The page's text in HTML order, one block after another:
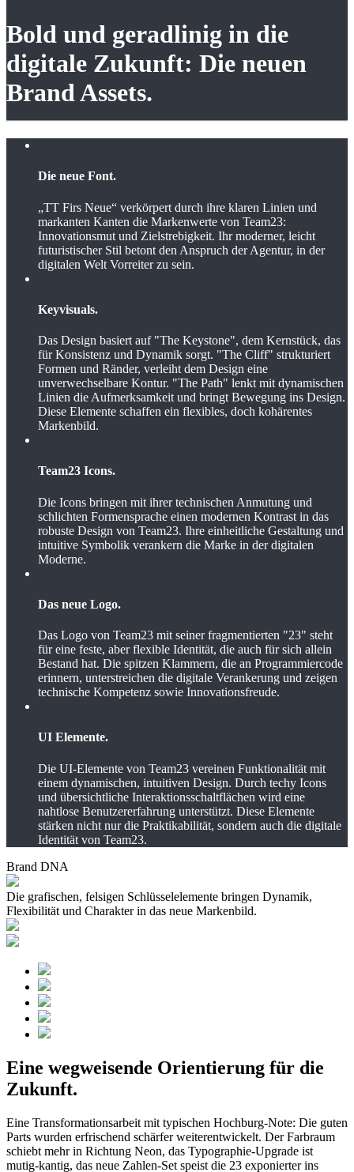
Bold und geradlinig in die
digitale Zukunft: Die neuen
Brand Assets.
Die neue Font.
„TT Firs Neue“ verkörpert durch ihre klaren Linien und
markanten Kanten die Markenwerte von Team23:
Innovationsmut und Zielstrebigkeit. Ihr moderner, leicht
futuristischer Stil betont den Anspruch der Agentur, in der
digitalen Welt Vorreiter zu sein.
Keyvisuals.
Das Design basiert auf "The Keystone", dem Kernstück, das
für Konsistenz und Dynamik sorgt. "The Cliff" strukturiert
Formen und Ränder, verleiht dem Design eine
unverwechselbare Kontur. "The Path" lenkt mit dynamischen
Linien die Aufmerksamkeit und bringt Bewegung ins Design.
Diese Elemente schaffen ein flexibles, doch kohärentes
Markenbild.
Team23 Icons.
Die Icons bringen mit ihrer technischen Anmutung und
schlichten Formensprache einen modernen Kontrast in das
robuste Design von Team23. Ihre einheitliche Gestaltung und
intuitive Symbolik verankern die Marke in der digitalen
Moderne.
Das neue Logo.
Das Logo von Team23 mit seiner fragmentierten "23" steht
für eine feste, aber flexible Identität, die auch für sich allein
Bestand hat. Die spitzen Klammern, die an Programmiercode
erinnern, unterstreichen die digitale Verankerung und zeigen
technische Kompetenz sowie Innovationsfreude.
UI Elemente.
Die UI-Elemente von Team23 vereinen Funktionalität mit
einem dynamischen, intuitiven Design. Durch techy Icons
und übersichtliche Interaktionsschaltflächen wird eine
nahtlose Benutzererfahrung unterstützt. Diese Elemente
stärken nicht nur die Praktikabilität, sondern auch die digitale
Identität von Team23.
Brand DNA
Die grafischen, felsigen Schlüsselelemente bringen Dynamik,
Flexibilität und Charakter in das neue Markenbild.
Eine wegweisende Orientierung für die
Zukunft.
Eine Transformationsarbeit mit typischen Hochburg-Note: Die guten
Parts wurden erfrischend schärfer weiterentwickelt. Der Farbraum
schiebt mehr in Richtung Neon, das Typographie-Upgrade ist
mutig-kantig, das neue Zahlen-Set speist die 23 exponierter ins